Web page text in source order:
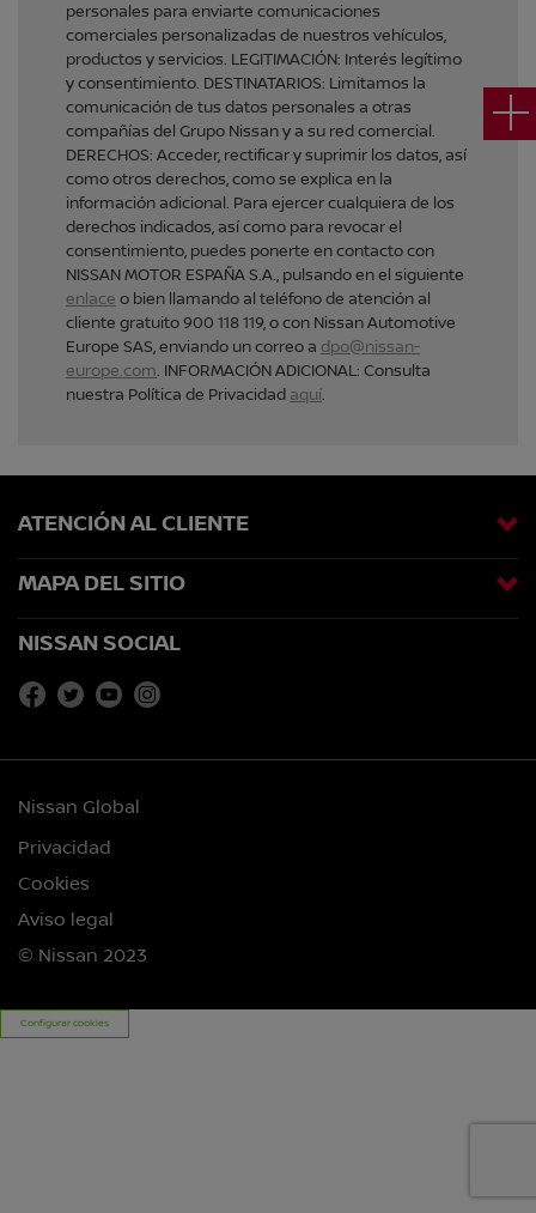
personales para enviarte comunicaciones
comerciales personalizadas de nuestros vehículos,
productos y servicios. LEGITIMACIÓN: Interés legítimo
y consentimiento. DESTINATARIOS: Limitamos la
comunicación de tus datos personales a otras
compañías del Grupo Nissan y a su red comercial.
DERECHOS: Acceder, rectificar y suprimir los datos, así
como otros derechos, como se explica en la
información adicional. Para ejercer cualquiera de los
derechos indicados, así como para revocar el
consentimiento, puedes ponerte en contacto con
NISSAN MOTOR ESPAÑA S.A., pulsando en el siguiente
enlace o bien llamando al teléfono de atención al
cliente gratuito 900 118 119, o con Nissan Automotive
Europe SAS, enviando un correo a dpo@nissan-
europe.com. INFORMACIÓN ADICIONAL: Consulta
nuestra Política de Privacidad aquí.
ATENCIÓN AL CLIENTE
MAPA DEL SITIO
NISSAN SOCIAL
Nissan Global
Privacidad
Cookies
Aviso legal
© Nissan 2023
Configurar cookies